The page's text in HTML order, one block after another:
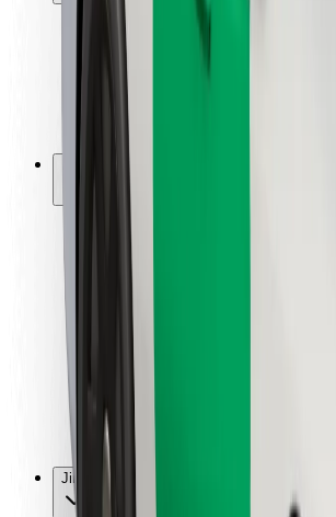
Lokality
Řešení pro města
Letiště
Nabíjecí stanice Bolt
Pro cestující
Pro řidiče
Bolt Food
Pro flotilové partnery
Pro restaurace
Bolt for Business
Jiné